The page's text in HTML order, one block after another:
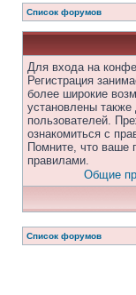
Список форумов
Для входа на
Регистрация
более широкие
установлены также
пользователей.
ознакомиться с
Помните, что ваше
правилами.
Общие
Список форумов